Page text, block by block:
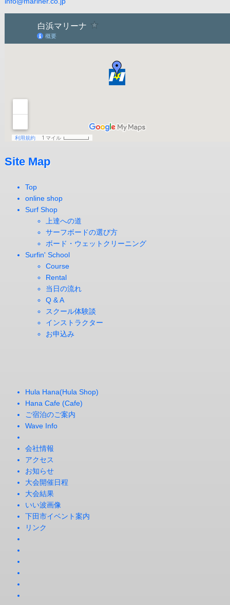
Site Map
Top
online shop
Surf Shop
上達への道
サーフボードの選び方
ボード・ウェットクリーニング
Surfin' School
Course
Rental
当日の流れ
Q & A
スクール体験談
インストラクター
お申込み
Hula Hana(Hula Shop)
Hana Cafe (Cafe)
ご宿泊のご案内
Wave Info
会社情報
アクセス
お知らせ
大会開催日程
大会結果
いい波画像
下田市イベント案内
リンク